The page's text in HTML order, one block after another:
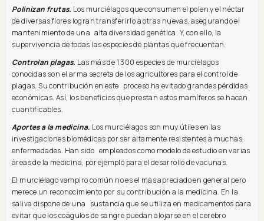
Polinizan frutas. Los murciélagos que consumen el polen y el néctar
de diversas flores logran transferirlo a otras nuevas, asegurando el
mantenimiento de una alta diversidad genética. Y, con ello, la
supervivencia de todas las especies de plantas que frecuentan.
Controlan plagas. Las más de 1 300 especies de murciélagos
conocidas son el arma secreta de los agricultores para el control de
plagas. Su contribución en este proceso ha evitado grandes pérdidas
económicas. Así, los beneficios que prestan estos mamíferos se hacen
cuantificables.
Aportes a la medicina. Los murciélagos son muy útiles en las
investigaciones biomédicas por ser altamente resistentes a muchas
enfermedades. Han sido empleados como modelo de estudio en varias
áreas de la medicina, por ejemplo para el desarrollo de vacunas.
El murciélago vampiro común no es el más apreciado en general pero
merece un reconocimiento por su contribución a la medicina. En la
saliva dispone de una sustancia que se utiliza en medicamentos para
evitar que los coágulos de sangre puedan alojarse en el cerebro